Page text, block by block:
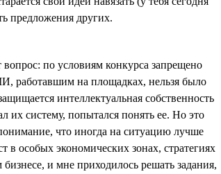
предложения других.
по условиям конкурса запрещено
работавшим на площадках, нельзя было
интеллектуальная собственность
их систему, попытался понять ее. Но это
что иногда на ситуацию лучше
в особых экономических зонах, стратегиях
и мне приходилось решать задания,